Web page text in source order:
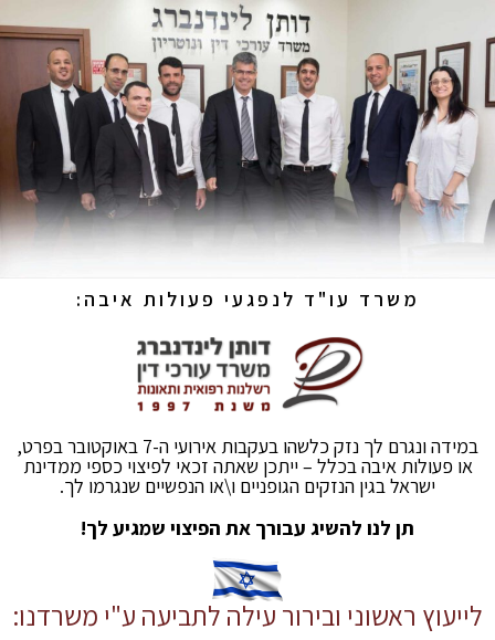
משרד עו"ד לנפגעי פעולות איבה:
במידה ונגרם לך נזק כלשהו בעקבות אירועי ה-7 באוקטובר בפרט,
או פעולות איבה בכלל – ייתכן שאתה זכאי לפיצוי כספי ממדינת
ישראל בגין הנזקים הגופניים ו\או הנפשיים שנגרמו לך.
תן לנו להשיג עבורך את הפיצוי שמגיע לך!
לייעוץ ראשוני ובירור עילה לתביעה ע"י משרדנו: